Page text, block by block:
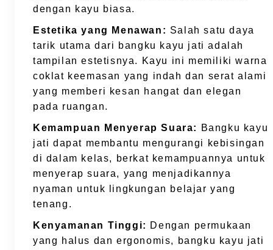
dengan kayu biasa.
Estetika yang Menawan: Salah satu daya
tarik utama dari bangku kayu jati adalah
tampilan estetisnya. Kayu ini memiliki warna
coklat keemasan yang indah dan serat alami
yang memberi kesan hangat dan elegan
pada ruangan.
Kemampuan Menyerap Suara:
Bangku kayu
jati dapat membantu mengurangi kebisingan
di dalam kelas, berkat kemampuannya untuk
menyerap suara, yang menjadikannya
nyaman untuk lingkungan belajar yang
tenang.
Kenyamanan Tinggi: Dengan permukaan
yang halus dan ergonomis, bangku kayu jati